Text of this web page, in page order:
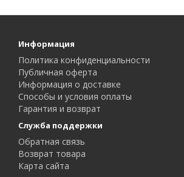
Информация
Политика конфиденциальности
Публичная оферта
Информация о доставке
Способы и условия оплаты
Гарантия и возврат
Служба поддержки
Обратная связь
Возврат товара
Карта сайта